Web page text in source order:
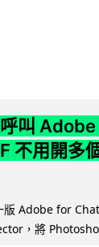
叫 Adobe
不用開多
Adobe for
，將